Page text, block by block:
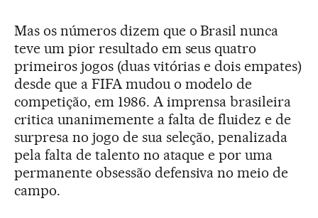
Mas os números dizem que o Brasil nunca
teve um pior resultado em seus quatro
primeiros jogos (duas vitórias e dois empates)
desde que a FIFA mudou o modelo de
competição, em 1986. A imprensa brasileira
critica unanimemente a falta de fluidez e de
surpresa no jogo de sua seleção, penalizada
pela falta de talento no ataque e por uma
permanente obsessão defensiva no meio de
campo.